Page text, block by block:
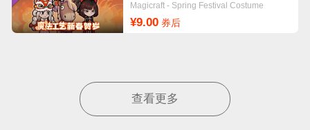
Magicraft - Spring Festival Costume
¥9.00券后
查看更多